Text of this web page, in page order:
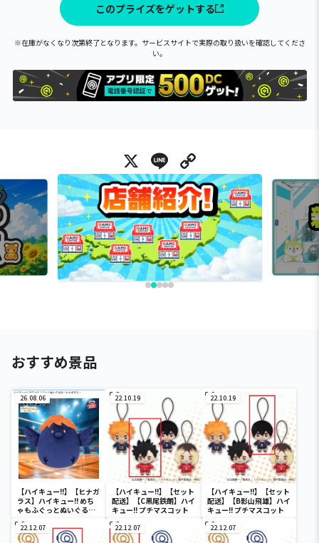
このプライズをゲットする
※在庫がなくなり次第終了となります。サービスサイトで実際の取り扱いを確認してくださ
い。
X Line
おすすめ景品
26.08.06
【ハイキュー!!】【ヒナガ
ラス】ハイキュー!! めち
ゃもふぐっとぬいぐるみ
～ヒナガラス～
22.10.19
【ハイキュー!!】【セット
配送】【C黒尾鉄朗】ハイ
キュー!! プチマスコット
22.10.19
【ハイキュー!!】【セット
配送】【B影山飛雄】ハイ
キュー!! プチマスコット
22.12.07 22.12.07 22.12.07